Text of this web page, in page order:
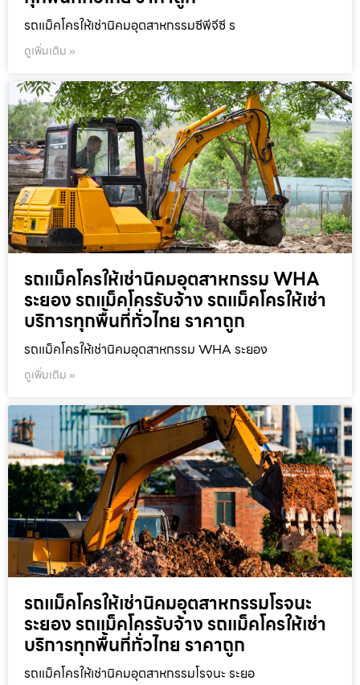
รถแม็คโครให้เช่านิคมอุตสาหกรรมซีพีจีซี ร
ดูเพิ่มเติม »
รถแม็คโครให้เช่านิคมอุตสาหกรรม WHA
ระยอง รถแม็คโครรับจ้าง รถแม็คโครให้เช่า
บริการทุกพื้นที่ทั่วไทย ราคาถูก
รถแม็คโครให้เช่านิคมอุตสาหกรรม WHA ระยอง
ดูเพิ่มเติม »
รถแม็คโครให้เช่านิคมอุตสาหกรรมโรจนะ
ระยอง รถแม็คโครรับจ้าง รถแม็คโครให้เช่า
บริการทุกพื้นที่ทั่วไทย ราคาถูก
รถแม็คโครให้เช่านิคมอุตสาหกรรมโรจนะ ระยอ